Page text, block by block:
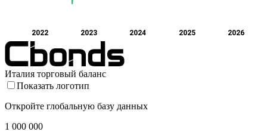
2022 2023 2024 2025 2026
Италия торговый баланс
Показать логотип
Откройте глобальную базу данных
1 000 000